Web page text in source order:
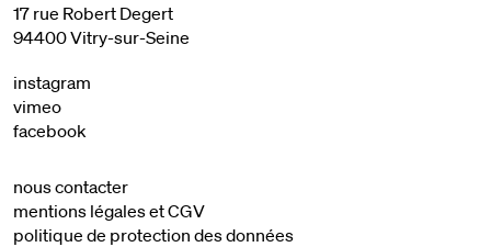
17 rue Robert Degert
94400 Vitry-sur-Seine
instagram
vimeo
facebook
nous contacter
mentions légales et CGV
politique de protection des données